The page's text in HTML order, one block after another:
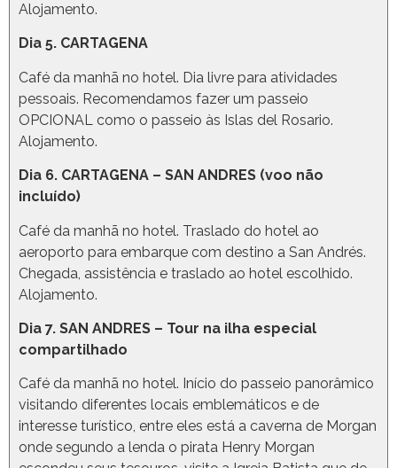
Alojamento.
Dia 5. CARTAGENA
Café da manhã no hotel. Dia livre para atividades
pessoais. Recomendamos fazer um passeio
OPCIONAL como o passeio às Islas del Rosario.
Alojamento.
Dia 6. CARTAGENA – SAN ANDRES (voo não
incluído)
Café da manhã no hotel. Traslado do hotel ao
aeroporto para embarque com destino a San Andrés.
Chegada, assistência e traslado ao hotel escolhido.
Alojamento.
Dia 7. SAN ANDRES – Tour na ilha especial
compartilhado
Café da manhã no hotel. Início do passeio panorâmico
visitando diferentes locais emblemáticos e de
interesse turístico, entre eles está a caverna de Morgan
onde segundo a lenda o pirata Henry Morgan